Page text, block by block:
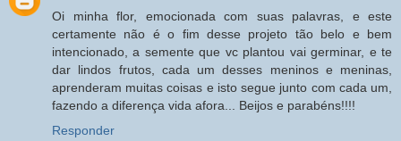
Oi minha flor, emocionada com suas palavras, e este
certamente não é o fim desse projeto tão belo e bem
intencionado, a semente que vc plantou vai germinar, e te
dar lindos frutos, cada um desses meninos e meninas,
aprenderam muitas coisas e isto segue junto com cada um,
fazendo a diferença vida afora... Beijos e parabéns!!!!
Responder